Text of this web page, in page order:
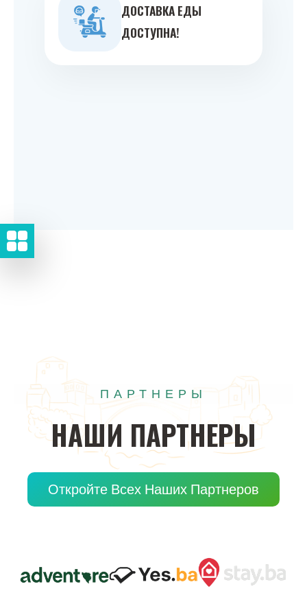
ДОСТАВКА ЕДЫ
ДОСТУПНА!
ПАРТНЕРЫ
НАШИ ПАРТНЕРЫ
Откройте Всех Наших Партнеров